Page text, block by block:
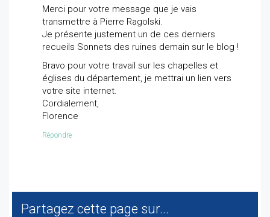
Merci pour votre message que je vais
transmettre à Pierre Ragolski.
Je présente justement un de ces derniers
recueils Sonnets des ruines demain sur le blog !
Bravo pour votre travail sur les chapelles et
églises du département, je mettrai un lien vers
votre site internet.
Cordialement,
Florence
Répondre
Partagez cette page sur...